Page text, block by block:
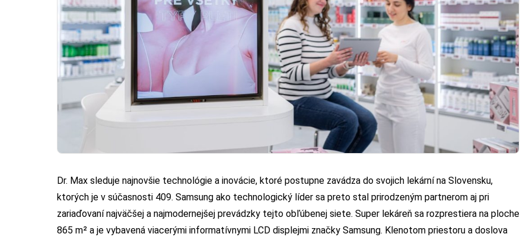
Dr. Max sleduje najnovšie technológie a inovácie, ktoré postupne zavádza do svojich lekární na Slovensku,
ktorých je v súčasnosti 409. Samsung ako technologický líder sa preto stal prirodzeným partnerom aj pri
zariaďovaní najväčšej a najmodernejšej prevádzky tejto obľúbenej siete. Super lekáreň sa rozprestiera na ploche
865 m² a je vybavená viacerými informatívnymi LCD displejmi značky Samsung. Klenotom priestoru a doslova